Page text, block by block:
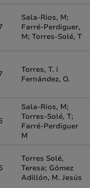
Sala-Rios, M;
Farré-Perdiguer,
M; Torres-Solé, T
Torres, T. i
Fernández, O.
Sala-Rios, M;
Torres-Solé, T;
Farré-Perdiguer
M
Torres Solé,
Teresa; Gómez
Adillón, M. Jesús